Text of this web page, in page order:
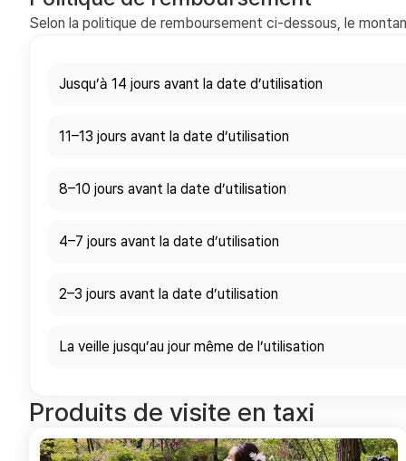
Selon la politique de remboursement ci-dessous, le
Jusqu’à 14 jours avant la date d’utilisation
11–13 jours avant la date d’utilisation
8–10 jours avant la date d’utilisation
4–7 jours avant la date d’utilisation
2–3 jours avant la date d’utilisation
La veille jusqu’au jour même de l’utilisation
Produits de visite en taxi